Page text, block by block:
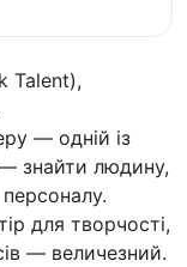
Talent),
— одній із
знайти людину,
для творчості,
— величезний.